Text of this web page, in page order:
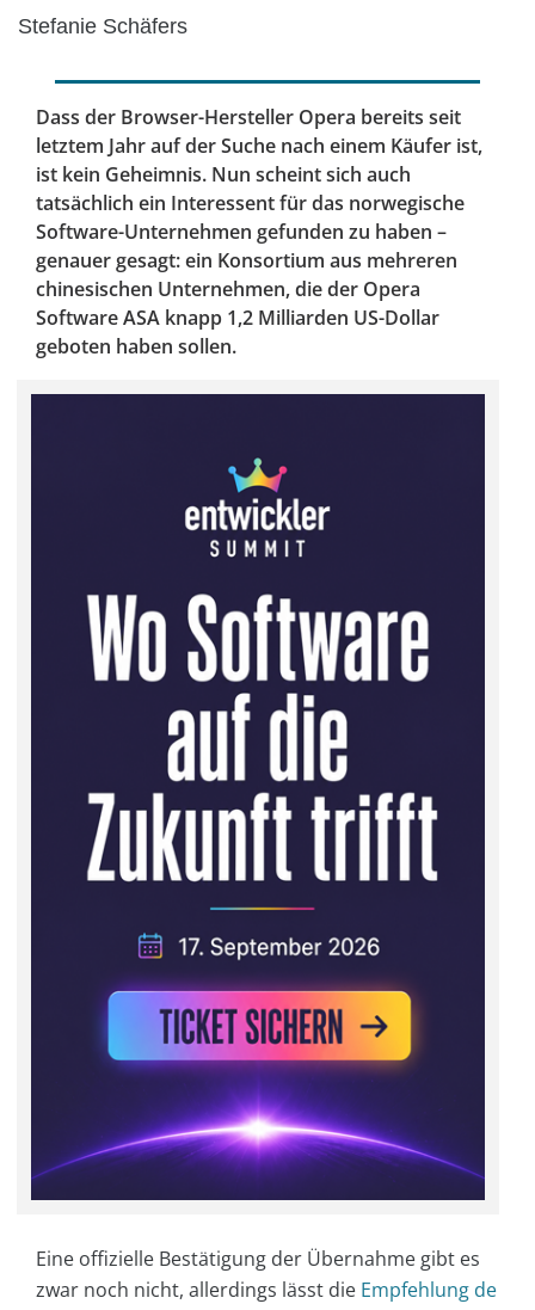
Stefanie Schäfers
Dass der Browser-Hersteller Opera bereits seit
letztem Jahr auf der Suche nach einem Käufer ist,
ist kein Geheimnis. Nun scheint sich auch
tatsächlich ein Interessent für das norwegische
Software-Unternehmen gefunden zu haben –
genauer gesagt: ein Konsortium aus mehreren
chinesischen Unternehmen, die der Opera
Software ASA knapp 1,2 Milliarden US-Dollar
geboten haben sollen.
Eine offizielle Bestätigung der Übernahme gibt es
zwar noch nicht, allerdings lässt die Empfehlung de